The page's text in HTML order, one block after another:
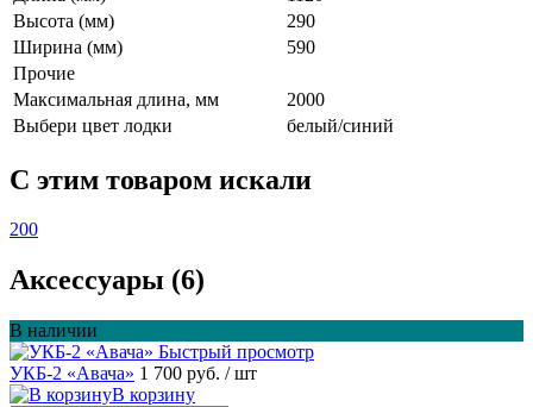
Высота (мм)
290
Ширина (мм)
590
Прочие
Максимальная длина, мм
2000
Выбери цвет лодки
белый/синий
C этим товаром искали
200
Аксессуары (6)
В наличии
Быстрый просмотр
УКБ-2 «Авача» 1 700 руб. / шт
В корзину